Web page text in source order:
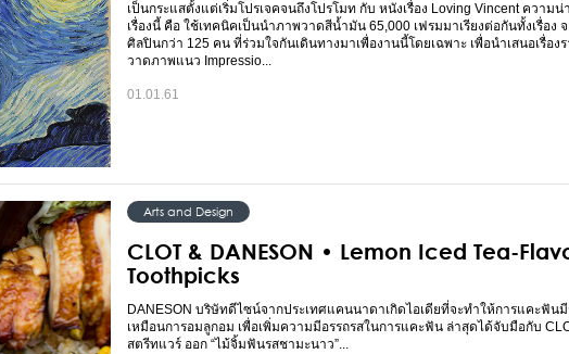
เป็นกระแสตั้งแต่เริ่มโปรเจคจนถึงโปรโมท กับ หนังเรื่อง Loving Vincent ความน่
เรื่องนี้ คือ ใช้เทคนิคเป็นนำภาพวาดสีน้ำมัน 65,000 เฟรมมาเรียงต่อกันทั้งเรื่อง
ศิลปินกว่า 125 คน ที่ร่วมใจกันเดินทางมาเพื่องานนี้โดยเฉพาะ เพื่อนำเสนอเรื่อง
วาดภาพแนว Impressio...
01.01.61
Arts and Design
CLOT & DANESON • Lemon Iced Tea-
Toothpicks
DANESON บริษัทดีไซน์จากประเทศแคนนาดาเกิดไอเดียที่จะทำให้การแคะฟัน
เหมือนการอมลูกอม เพื่อเพิ่มความมีอรรถรสในการแคะฟัน ล่าสุดได้จับมือกับ
สตรีทแวร์ ออก “ไม้จิ้มฟันรสชามะนาว”...